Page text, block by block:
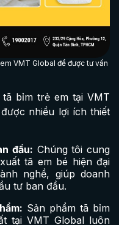
VMT Global để được tư vấn
bỉm trẻ em tại VMT
nhiều lợi ích thiết
đầu: Chúng tôi cung
tã em bé hiện đại
nghề, giúp doanh
tư ban đầu.
Sản phẩm tã bỉm
tại VMT Global luôn